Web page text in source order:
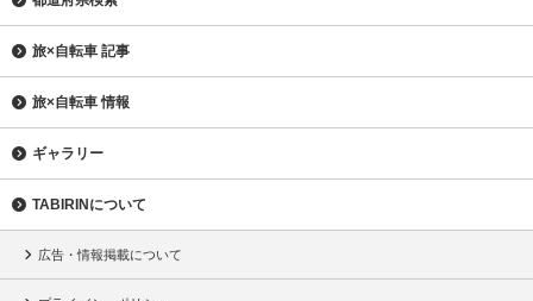
旅×自転車 記事
旅×自転車 情報
ギャラリー
TABIRINについて
広告・情報掲載について